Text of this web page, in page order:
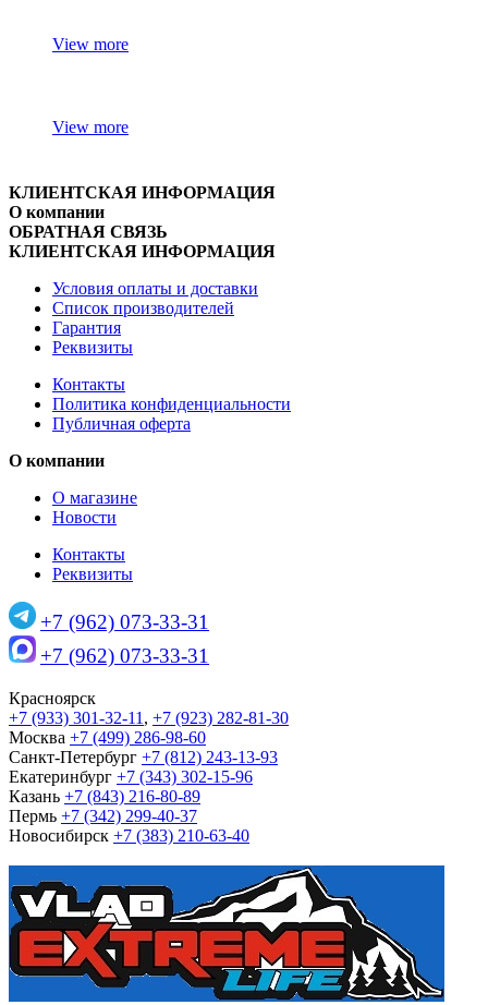
View more
View more
КЛИЕНТСКАЯ ИНФОРМАЦИЯ
О компании
ОБРАТНАЯ СВЯЗЬ
КЛИЕНТСКАЯ ИНФОРМАЦИЯ
Условия оплаты и доставки
Список производителей
Гарантия
Реквизиты
Контакты
Политика конфиденциальности
Публичная оферта
О компании
О магазине
Новости
Контакты
Реквизиты
+7 (962) 073-33-31
+7 (962) 073-33-31
Красноярск
+7 (933) 301-32-11 , +7 (923) 282-81-30
Москва +7 (499) 286-98-60
Санкт-Петербург +7 (812) 243-13-93
Екатеринбург +7 (343) 302-15-96
Казань +7 (843) 216-80-89
Пермь +7 (342) 299-40-37
Новосибирск +7 (383) 210-63-40